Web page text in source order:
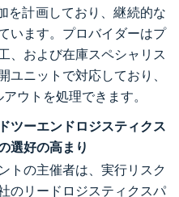
を計画しており、継続的な
います。プロバイダーはプ
、および在庫スペシャリス
ユニットで対応しており、
ウトを処理できます。
ツーエンドロジスティクス
選好の高まり
トの主催者は、実行リスク
のリードロジスティクスパ